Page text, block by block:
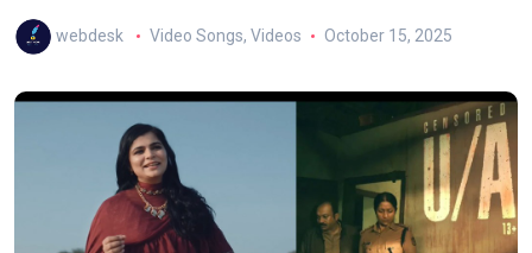
webdesk Video Songs, Videos October 15, 2025